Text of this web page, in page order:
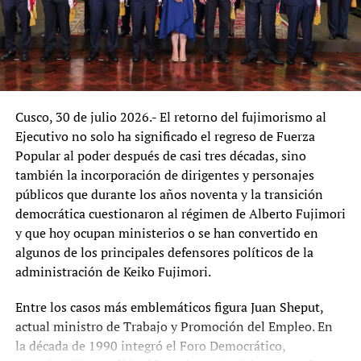
fujimorismo también pidieron respetar su decisión.
Ese respaldo político ha alimentado nuevas
interrogantes. ¿Por qué dirigentes del partido que obtuvo
la presidencia del Senado gracias al voto de Robles se
momento no existe evidencia pública que demuestre un
acuerdo entre la senadora y Fuerza Popular para influir
en investigaciones o garantizar beneficios. Sin embargo,
la coincidencia entre un voto decisivo y el respaldo
inmediato de la nueva mayoría parlamentaria ha pasado
a formar parte del debate político y periodístico.
En ese contexto, el concepto de «supervivencia política»
cobra fuerza como una hipótesis de análisis. No se trata
preguntarse si una parlamentaria sometida a
investigaciones y cuestionamientos pudo considerar que
un acercamiento a la nueva mayoría fortalecía su
Cusco, 30 de julio 2026.- El retorno del fujimorismo al
Ejecutivo no solo ha significado el regreso de Fuerza
Popular al poder después de casi tres décadas, sino
también la incorporación de dirigentes y personajes
públicos que durante los años noventa y la transición
democrática cuestionaron al régimen de Alberto Fujimori
y que hoy ocupan ministerios o se han convertido en
algunos de los principales defensores políticos de la
administración de Keiko Fujimori.
Entre los casos más emblemáticos figura Juan Sheput,
actual ministro de Trabajo y Promoción del Empleo. En
la década de 1990 integró el Foro Democrático,